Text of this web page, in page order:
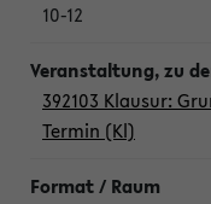
10-12
392103 Klausur:
Termin (Kl)